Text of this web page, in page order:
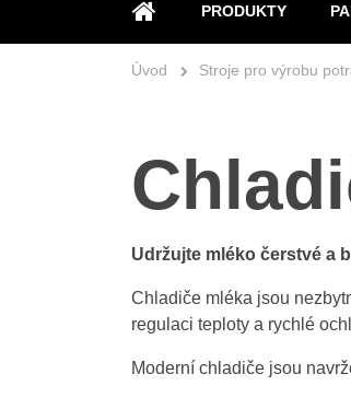
ÚVOD
PRODUKTY
Úvod Stroje pro výrobu
Udržujte mléko čerstvé a
Chladiče mléka jsou
regulaci teploty a rychlé
Moderní chladiče jsou